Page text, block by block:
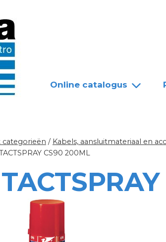
Online catalogus
categorieën / Kabels, aansluitmateriaal en
CS90 200ML